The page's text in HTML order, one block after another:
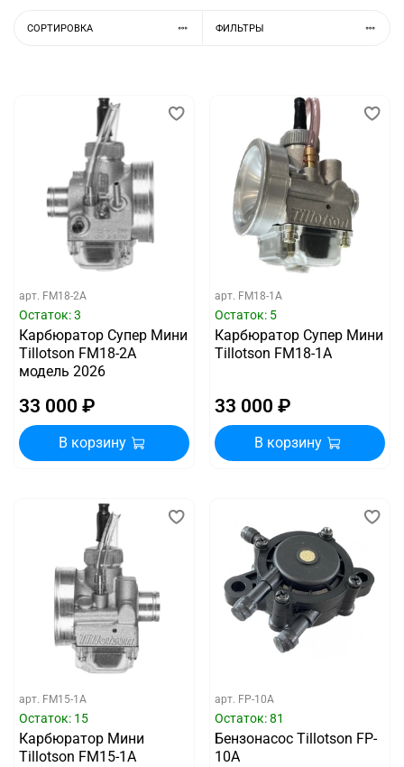
СОРТИРОВКА ФИЛЬТРЫ
арт. FM18-2A
Остаток: 3
Карбюратор Супер Мини
Tillotson FM18-2A
модель 2026
33 000 ₽
В корзину
арт. FM18-1A
Остаток: 5
Карбюратор Супер Мини
Tillotson FM18-1A
33 000 ₽
В корзину
арт. FM15-1A
Остаток: 15
Карбюратор Мини
Tillotson FM15-1A
арт. FP-10A
Остаток: 81
Бензонасос Tillotson FP-
10A